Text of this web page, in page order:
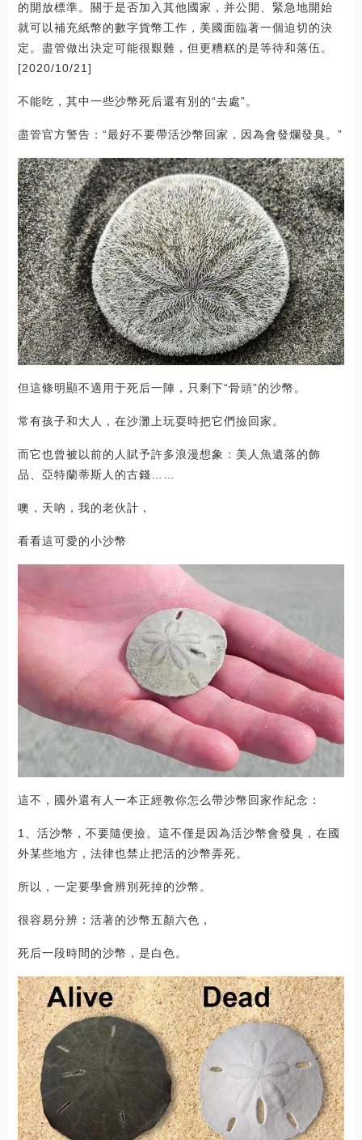
的開放標準。關于是否加入其他國家，并公開、緊急地開始
就可以補充紙幣的數字貨幣工作，美國面臨著一個迫切的決
定。盡管做出決定可能很艱難，但更糟糕的是等待和落伍。
[2020/10/21]
不能吃，其中一些沙幣死后還有別的“去處”。
盡管官方警告：“最好不要帶活沙幣回家，因為會發爛發臭。”
但這條明顯不適用于死后一陣，只剩下“骨頭”的沙幣。
常有孩子和大人，在沙灘上玩耍時把它們撿回家。
而它也曾被以前的人賦予許多浪漫想象：美人魚遺落的飾
品、亞特蘭蒂斯人的古錢……
噢，天吶，我的老伙計，
看看這可愛的小沙幣
這不，國外還有人一本正經教你怎么帶沙幣回家作紀念：
1、活沙幣，不要隨便撿。這不僅是因為活沙幣會發臭，在國
外某些地方，法律也禁止把活的沙幣弄死。
所以，一定要學會辨別死掉的沙幣。
很容易分辨：活著的沙幣五顏六色，
死后一段時間的沙幣，是白色。